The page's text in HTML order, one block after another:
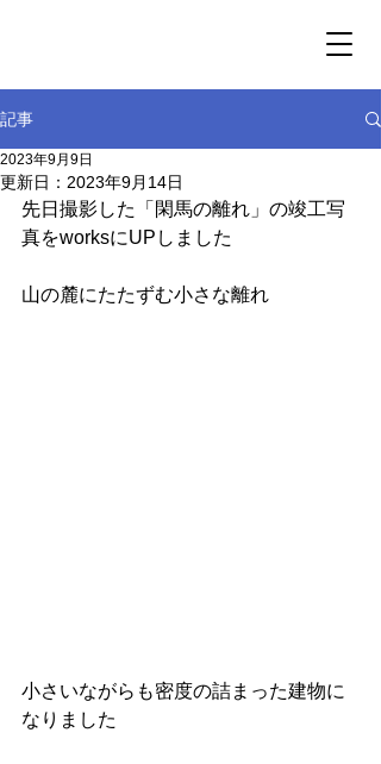
記事
2023年9月9日
更新日： 2023年9月14日
先日撮影した「閑馬の離れ」の竣工写
真をworksにUPしました
山の麓にたたずむ小さな離れ
小さいながらも密度の詰まった建物に
なりました